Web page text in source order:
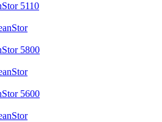
5110
5800
5600